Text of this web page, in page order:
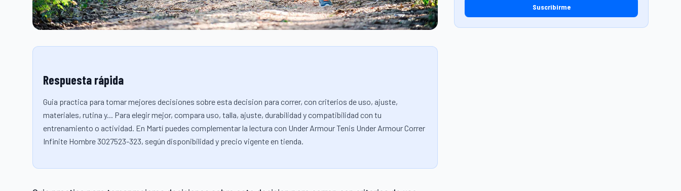
Respuesta rápida
Guia practica para tomar mejores decisiones sobre esta decision para correr, con criterios de uso, ajuste,
materiales, rutina y... Para elegir mejor, compara uso, talla, ajuste, durabilidad y compatibilidad con tu
entrenamiento o actividad. En Martí puedes complementar la lectura con Under Armour Tenis Under Armour Correr
Infinite Hombre 3027523-323, según disponibilidad y precio vigente en tienda.
Suscribirme